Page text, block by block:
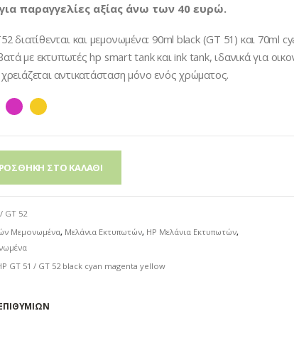
παραγγελίες αξίας άνω των 40 ευρώ.
διατίθενται και μεμονωμένα: 90ml black (GT 51) και 70ml
με εκτυπωτές hp smart tank και ink tank, ιδανικά για
αντικατάσταση μόνο ενός χρώματος.
ΣΤΟ ΚΑΛΆΘΙ
GT 52
Μεμονωμένα, Μελάνια Εκτυπωτών, HP Μελάνια Εκτυπωτών,
GT 51 / GT 52 black cyan magenta yellow